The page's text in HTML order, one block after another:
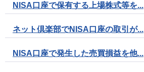
NISA口座で保有する上場株式等を...
ネット倶楽部でNISA口座の取引が...
NISA口座で発生した売買損益を他...